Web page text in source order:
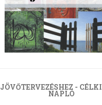
JÖVŐTERVEZÉSHEZ -
NAPLÓ